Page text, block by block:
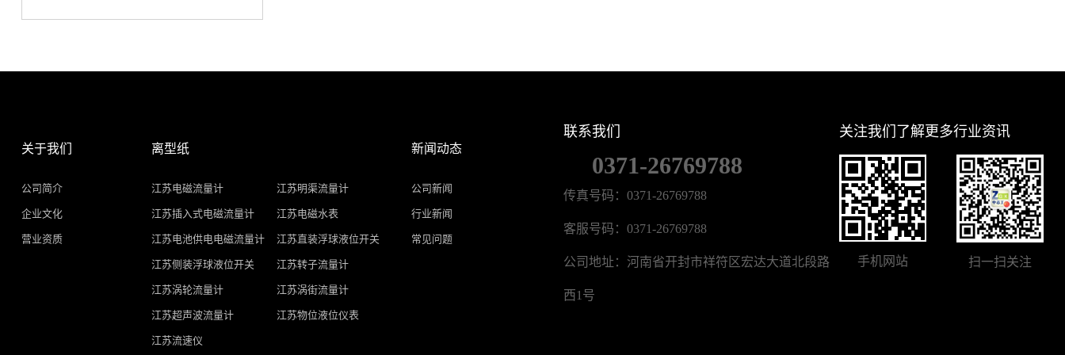
关于我们
公司简介
企业文化
营业资质
离型纸
江苏电磁流量计 江苏明渠流量计
江苏插入式电磁流量计 江苏电磁水表
江苏电池供电电磁流量计 江苏直装浮球液位开关
江苏侧装浮球液位开关 江苏转子流量计
江苏涡轮流量计 江苏涡街流量计
江苏超声波流量计 江苏物位液位仪表
江苏流速仪
新闻动态
公司新闻
行业新闻
常见问题
联系我们
0371-26769788
传真号码：0371-26769788
客服号码：0371-26769788
公司地址：河南省开封市祥符区宏达大道北段路
西1号
关注我们了解更多行业资讯
手机网站 扫一扫关注